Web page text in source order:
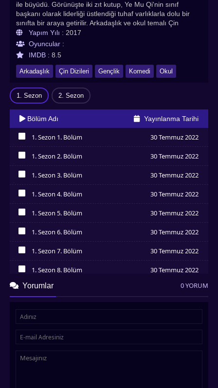
ile büyüdü. Görünüşte iki zıt kutup, Ye Mu Qi'nin sınıf
başkanı olarak liderliği üstlendiği tuhaf varlıklarla dolu bir
sınıfta bir araya getirilir. Arkadaşlık ve okul temalı Çin
dizilerinden The Big Boss Türkçe altyazılı izle seçeneğiyle
Asyadiziizle adresinde sizlerle!
Yapım Yılı : 2017
Oyuncular :
IMDB : 8.5
Arkadaşlık Çin Dizileri Gençlik Komedi Okul
1. Sezon 2. Sezon
Bölüm Adı Yayınlanma Tarihi
1. Sezon 1. Bölüm 30 Temmuz 2022
1. Sezon 2. Bölüm 30 Temmuz 2022
1. Sezon 3. Bölüm 30 Temmuz 2022
1. Sezon 4. Bölüm 30 Temmuz 2022
1. Sezon 5. Bölüm 30 Temmuz 2022
1. Sezon 6. Bölüm 30 Temmuz 2022
1. Sezon 7. Bölüm 30 Temmuz 2022
İzledim
1. Sezon 8. Bölüm 30 Temmuz 2022
1. Sezon 9. Bölüm 30 Temmuz 2022
İzledim
İzledim
İzledim
1. Sezon 13. Bölüm
Yorumlar 0 YORUM